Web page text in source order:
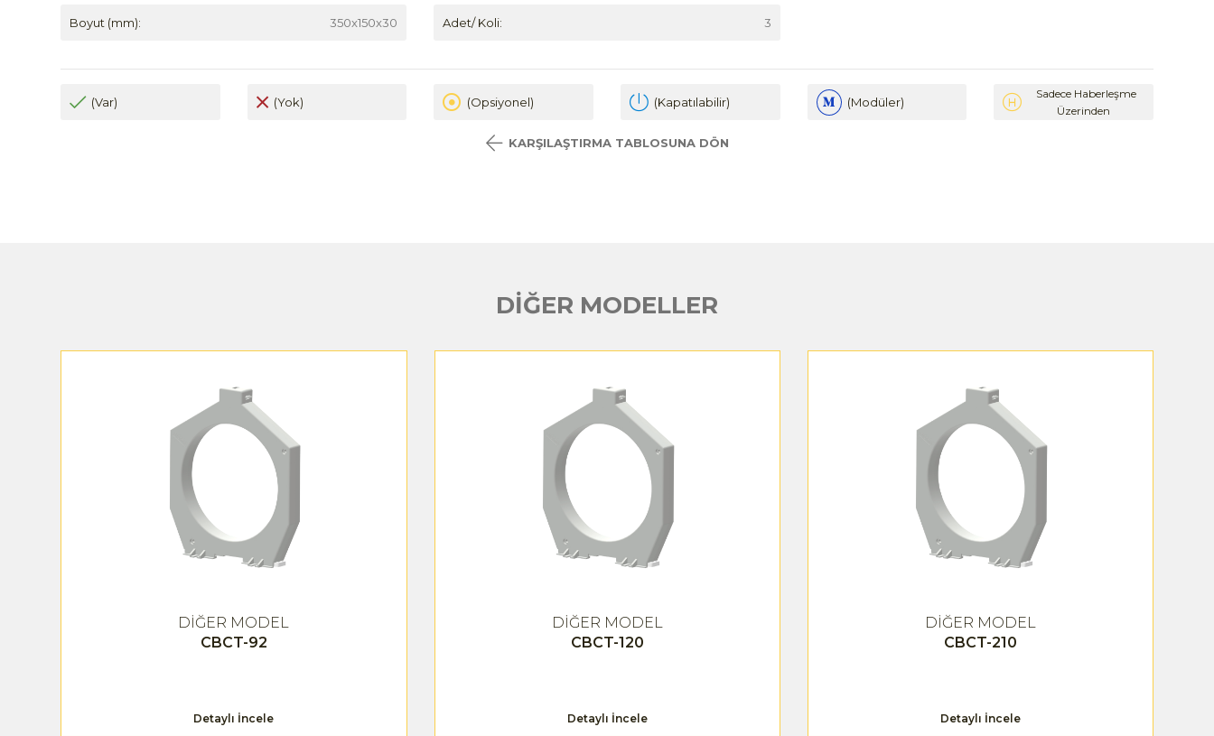
Boyut (mm): 350x150x30 Adet/ Koli: 3
(Var) (Yok) (Opsiyonel) (Kapatılabilir) (Modüler)
Sadece Haberleşme
Üzerinden
KARŞILAŞTIRMA TABLOSUNA DÖN
DİĞER MODELLER
DİĞER MODEL
CBCT-92
Detaylı İncele
DİĞER MODEL
CBCT-120
Detaylı İncele
DİĞER MODEL
CBCT-210
Detaylı İncele